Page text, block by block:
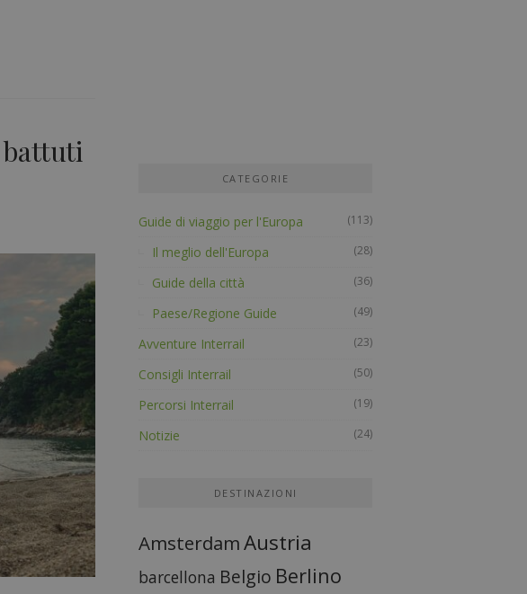
CATEGORIE
Guide di viaggio per l'Europa (113)
Il meglio dell'Europa (28)
Guide della città (36)
Paese/Regione Guide (49)
Avventure Interrail (23)
Consigli Interrail (50)
Percorsi Interrail (19)
Notizie (24)
DESTINAZIONI
AmsterdamAustria
barcellona Belgio Berlino